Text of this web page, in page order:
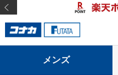
前の画像
メンズ